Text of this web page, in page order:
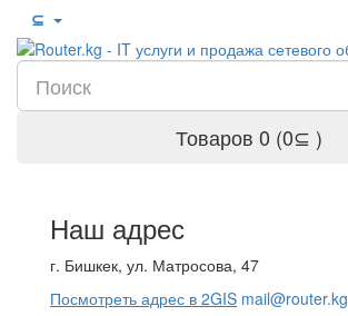
⊆
Товаров 0 (0⊆ )
Наш адрес
г. Бишкек, ул. Матросова, 47
Посмотреть адрес в 2GIS mail@router.kg